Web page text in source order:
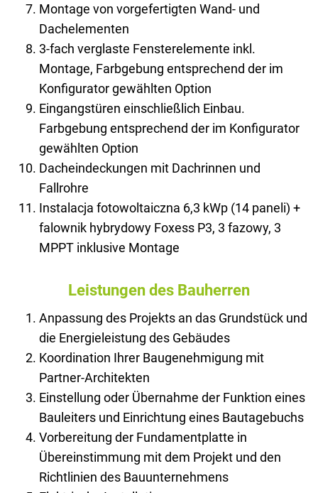
Montage von vorgefertigten Wand- und
Dachelementen
3-fach verglaste Fensterelemente inkl.
Montage, Farbgebung entsprechend der im
Konfigurator gewählten Option
Eingangstüren einschließlich Einbau.
Farbgebung entsprechend der im Konfigurator
gewählten Option
Dacheindeckungen mit Dachrinnen und
Fallrohre
Instalacja fotowoltaiczna 6,3 kWp (14 paneli) +
falownik hybrydowy Foxess P3, 3 fazowy, 3
MPPT inklusive Montage
Leistungen des Bauherren
Anpassung des Projekts an das Grundstück und
die Energieleistung des Gebäudes
Koordination Ihrer Baugenehmigung mit
Partner-Architekten
Einstellung oder Übernahme der Funktion eines
Bauleiters und Einrichtung eines Bautagebuchs
Vorbereitung der Fundamentplatte in
Übereinstimmung mit dem Projekt und den
Richtlinien des Bauunternehmens